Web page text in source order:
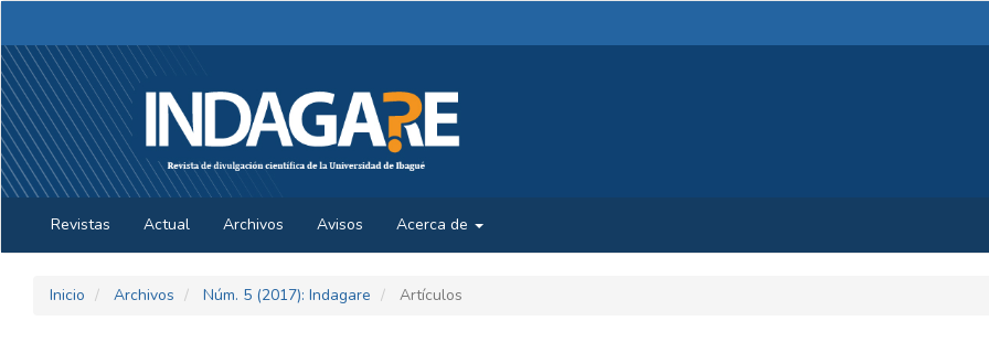
Contenido
principal
Barra
lateral
Revistas Actual Archivos Avisos Acerca de
Inicio Archivos Núm. 5 (2017): Indagare Artículos